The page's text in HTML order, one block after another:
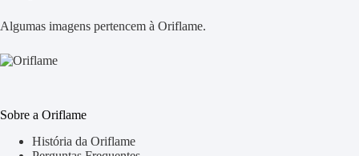
Algumas imagens pertencem à Oriflame.
Sobre a Oriflame
História da Oriflame